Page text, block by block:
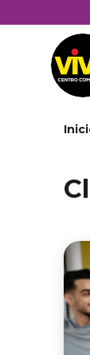
al
contenido
principal
de